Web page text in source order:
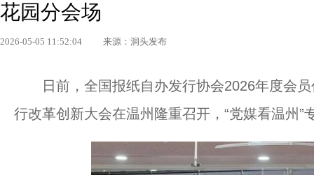
花园分会场
2026-05-05 11:52:04 来源：洞头发布
日前，全国报纸自办发行协会2026年度会员
行改革创新大会在温州隆重召开，“党媒看温州”